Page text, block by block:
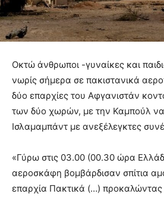
Οκτώ άνθρωποι -γυναίκες και
νωρίς σήμερα σε πακιστανικά
δύο επαρχίες του Αφγανιστάν
των δύο χωρών, με την Καμπούλ να
Ισλαμαμπάντ με ανεξέλεγκτες
«Γύρω στις 03.00 (00.30 ώρα
αεροσκάφη βομβάρδισαν σπίτια
επαρχία Πακτικά (…) προκαλώντας